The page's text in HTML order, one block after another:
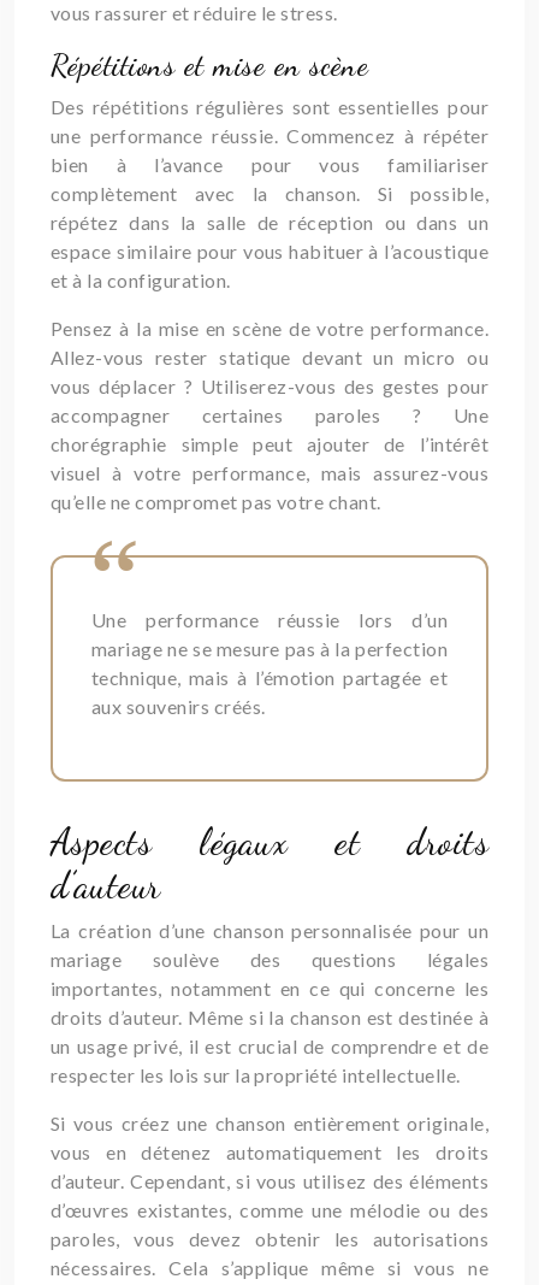
vous rassurer et réduire le stress.
Répétitions et mise en scène
Des répétitions régulières sont essentielles pour
une performance réussie. Commencez à répéter
bien à l’avance pour vous familiariser
complètement avec la chanson. Si possible,
répétez dans la salle de réception ou dans un
espace similaire pour vous habituer à l’acoustique
et à la configuration.
Pensez à la mise en scène de votre performance.
Allez-vous rester statique devant un micro ou
vous déplacer ? Utiliserez-vous des gestes pour
accompagner certaines paroles ? Une
chorégraphie simple peut ajouter de l’intérêt
visuel à votre performance, mais assurez-vous
qu’elle ne compromet pas votre chant.
Une performance réussie lors d’un
mariage ne se mesure pas à la perfection
technique, mais à l’émotion partagée et
aux souvenirs créés.
Aspects légaux et droits
d’auteur
La création d’une chanson personnalisée pour un
mariage soulève des questions légales
importantes, notamment en ce qui concerne les
droits d’auteur. Même si la chanson est destinée à
un usage privé, il est crucial de comprendre et de
respecter les lois sur la propriété intellectuelle.
Si vous créez une chanson entièrement originale,
vous en détenez automatiquement les droits
d’auteur. Cependant, si vous utilisez des éléments
d’œuvres existantes, comme une mélodie ou des
paroles, vous devez obtenir les autorisations
nécessaires. Cela s’applique même si vous ne